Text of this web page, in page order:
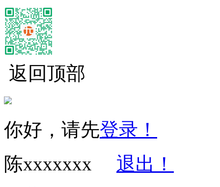
返回顶部
你好，请先登录！
陈xxxxxxx
退出！